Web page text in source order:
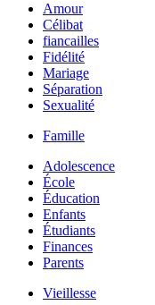
Amour
Célibat
fiancailles
Fidélité
Mariage
Séparation
Sexualité
Famille
Adolescence
École
Éducation
Enfants
Étudiants
Finances
Parents
Vieillesse